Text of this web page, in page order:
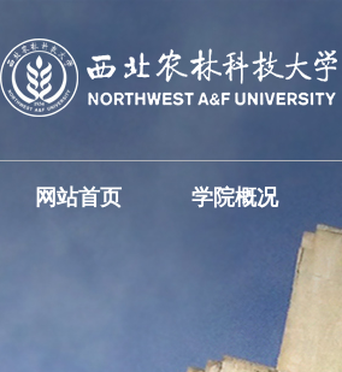
网站首页 学院概况